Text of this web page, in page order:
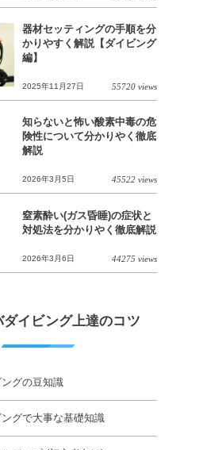
器材セッティングの手順を分
かりやすく解説【ダイビング
編】
2025年11月27日 55720 views
知らないと怖い酸素中毒の危
険性について分かりやく徹底
解説
2026年3月5日 45522 views
窒素酔い(ガス昏睡)の症状と
対処法を分かりやく徹底解説
2026年3月6日 44275 views
ダイビング上達のコツ
グの豆知識
グで大事な基礎知識